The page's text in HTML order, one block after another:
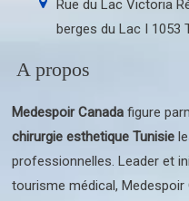
Rue du Lac Victoria
berges du Lac I 1053
A propos
Medespoir Canada figure
chirurgie esthetique Tunisie
professionnelles. Leader et
tourisme médical,